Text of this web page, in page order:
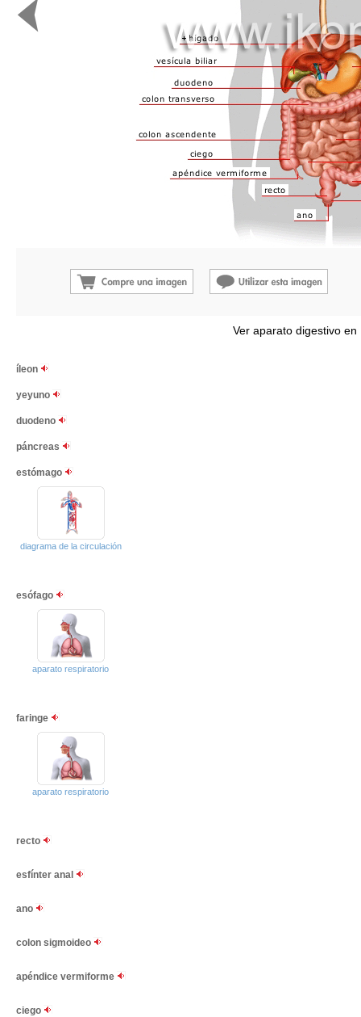
Ver aparato digestivo
íleon
yeyuno
duodeno
páncreas
estómago
diagrama de la circulación
esófago
aparato respiratorio
faringe
aparato respiratorio
recto
esfínter anal
ano
colon sigmoideo
apéndice vermiforme
ciego